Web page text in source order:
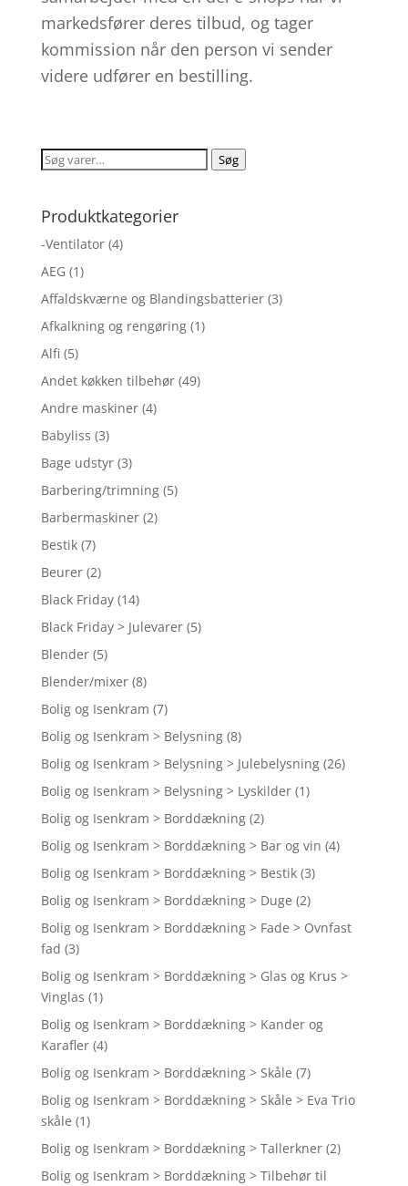
markedsfører deres tilbud, og tager
kommission når den person vi sender
videre udfører en bestilling.
Søg
Søg
Produktkategorier
-Ventilator (4)
AEG (1)
Affaldskværne og Blandingsbatterier (3)
Afkalkning og rengøring (1)
Alfi (5)
Andet køkken tilbehør (49)
Andre maskiner (4)
Babyliss (3)
Bage udstyr (3)
Barbering/trimning (5)
Barbermaskiner (2)
Bestik (7)
Beurer (2)
Black Friday (14)
Black Friday > Julevarer (5)
Blender (5)
Blender/mixer (8)
Bolig og Isenkram (7)
Bolig og Isenkram > Belysning (8)
Bolig og Isenkram > Belysning > Julebelysning (26)
Bolig og Isenkram > Belysning > Lyskilder (1)
Bolig og Isenkram > Borddækning (2)
Bolig og Isenkram > Borddækning > Bar og vin (4)
Bolig og Isenkram > Borddækning > Bestik (3)
Bolig og Isenkram > Borddækning > Duge (2)
Bolig og Isenkram > Borddækning > Fade > Ovnfast
fad (3)
Bolig og Isenkram > Borddækning > Glas og Krus >
Vinglas (1)
Bolig og Isenkram > Borddækning > Kander og
Karafler (4)
Bolig og Isenkram > Borddækning > Skåle (7)
Bolig og Isenkram > Borddækning > Skåle > Eva Trio
skåle (1)
Bolig og Isenkram > Borddækning > Tallerkner (2)
Bolig og Isenkram > Borddækning > Tilbehør til